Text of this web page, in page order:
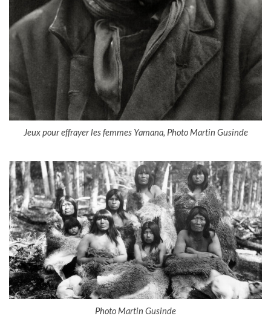
Jeux pour effrayer les femmes Yamana, Photo Martin Gusinde
Photo Martin Gusinde